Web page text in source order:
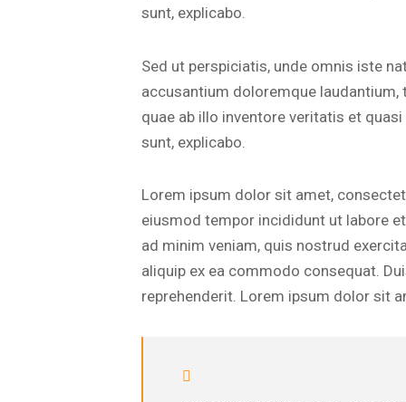
sunt, explicabo.
Sed ut perspiciatis, unde omnis iste
accusantium doloremque laudantium,
quae ab illo inventore veritatis et
sunt, explicabo.
Lorem ipsum dolor sit amet,
eiusmod tempor incididunt ut labore
ad minim veniam, quis nostrud
aliquip ex ea commodo consequat.
reprehenderit. Lorem ipsum dolor sit